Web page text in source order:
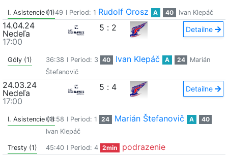
I. Asistencie (1)01:49 I Period: 1 Rudolf Orosz A 40 Ivan Klepáč
14.04.24
Nedeľa
17:00
5 : 2 Detailne
Góly (1) 36:38 I Period: 3 40 Ivan Klepáč A 24
Marián
Štefanovič
24.03.24
Nedeľa
17:00
5 : 4 Detailne
I. Asistencie (1)08:58 I Period: 1 24 Marián Štefanovič A
40
Ivan Klepáč
Tresty (1) 45:40 I Period: 4 2min
podrazenie